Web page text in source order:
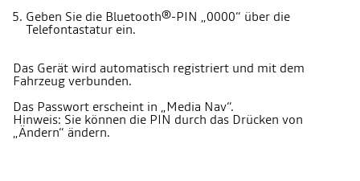
Geben Sie die Bluetooth®-PIN „0000“ über die
Telefontastatur ein.
Das Gerät wird automatisch registriert und mit dem
Fahrzeug verbunden.
Das Passwort erscheint in „Media Nav“.
Hinweis: Sie können die PIN durch das Drücken von
„Ändern“ ändern.